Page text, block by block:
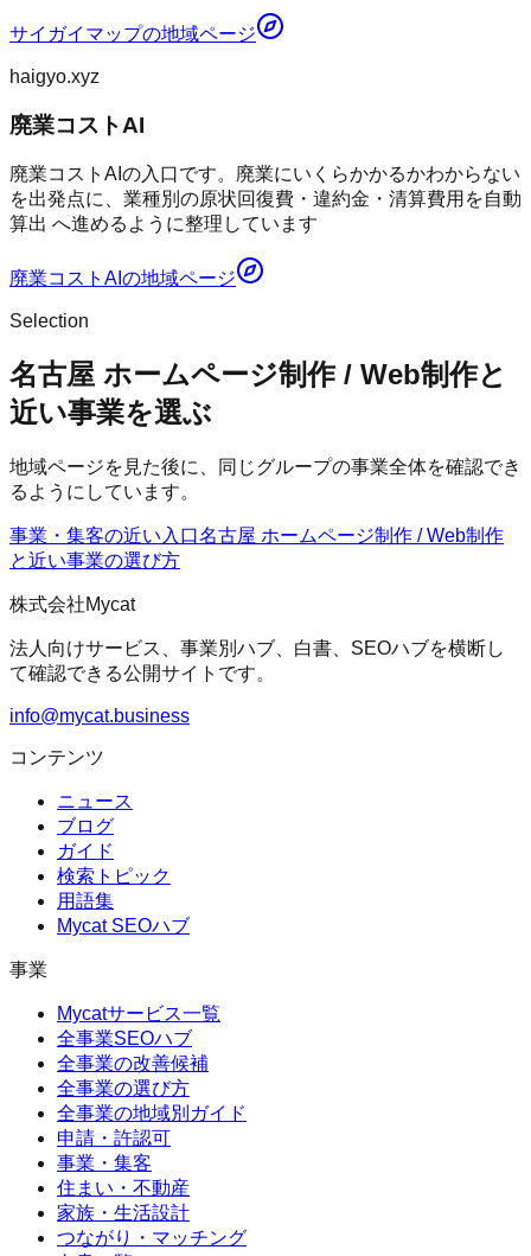
サイガイマップの地域ページ
haigyo.xyz
廃業コストAI
廃業コストAIの入口です。廃業にいくらかかるかわからない
を出発点に、業種別の原状回復費・違約金・清算費用を自動
算出 へ進めるように整理しています
廃業コストAI の地域ページ
Selection
名古屋 ホームページ制作 / Web制作と
近い事業を選ぶ
地域ページを見た後に、同じグループの事業全体を確認でき
るようにしています。
事業・集客の近い入口名古屋 ホームページ制作 / Web制作
と近い事業の選び方
株式会社Mycat
法人向けサービス、事業別ハブ、白書、SEOハブを横断し
て確認できる公開サイトです。
info@mycat.business
コンテンツ
ニュース
ブログ
ガイド
検索トピック
用語集
Mycat SEOハブ
事業
Mycatサービス一覧
全事業SEOハブ
全事業の改善候補
全事業の選び方
全事業の地域別ガイド
申請・許認可
事業・集客
住まい・不動産
家族・生活設計
つながり・マッチング